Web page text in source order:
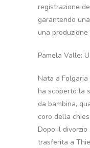
registrazione
garantendo
una
Pamela Valle:
Nata a
ha scoperto la
da bambina,
coro della
Dopo il
trasferita a